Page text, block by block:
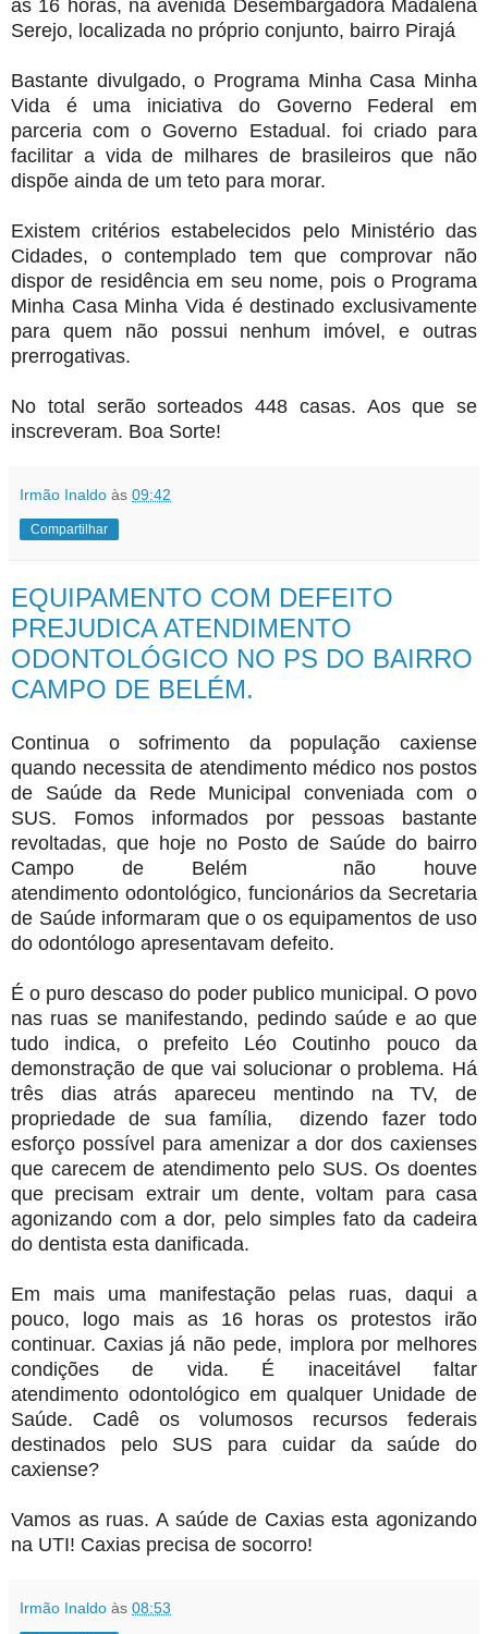
as 16 horas, na avenida Desembargadora Madalena
Serejo, localizada no próprio conjunto, bairro Pirajá
Bastante divulgado, o Programa Minha Casa Minha
Vida é uma iniciativa do Governo Federal em
parceria com o Governo Estadual. foi criado para
facilitar a vida de milhares de brasileiros que não
dispõe ainda de um teto para morar.
Existem critérios estabelecidos pelo Ministério das
Cidades, o contemplado tem que comprovar não
dispor de residência em seu nome, pois o Programa
Minha Casa Minha Vida é destinado exclusivamente
para quem não possui nenhum imóvel, e outras
prerrogativas.
No total serão sorteados 448 casas. Aos que se
inscreveram. Boa Sorte!
Irmão Inaldo às 09:42
Compartilhar
EQUIPAMENTO COM DEFEITO
PREJUDICA ATENDIMENTO
ODONTOLÓGICO NO PS DO BAIRRO
CAMPO DE BELÉM.
Continua o sofrimento da população caxiense
quando necessita de atendimento médico nos postos
de Saúde da Rede Municipal conveniada com o
SUS. Fomos informados por pessoas bastante
revoltadas, que hoje no Posto de Saúde do bairro
Campo de Belém não houve
atendimento odontológico, funcionários da Secretaria
de Saúde informaram que o os equipamentos de uso
do odontólogo apresentavam defeito.
É o puro descaso do poder publico municipal. O povo
nas ruas se manifestando, pedindo saúde e ao que
tudo indica, o prefeito Léo Coutinho pouco da
demonstração de que vai solucionar o problema. Há
três dias atrás apareceu mentindo na TV, de
propriedade de sua família, dizendo fazer todo
esforço possível para amenizar a dor dos caxienses
que carecem de atendimento pelo SUS. Os doentes
que precisam extrair um dente, voltam para casa
agonizando com a dor, pelo simples fato da cadeira
do dentista esta danificada.
Em mais uma manifestação pelas ruas, daqui a
pouco, logo mais as 16 horas os protestos irão
continuar. Caxias já não pede, implora por melhores
condições de vida. É inaceitável faltar
atendimento odontológico em qualquer Unidade de
Saúde. Cadê os volumosos recursos federais
destinados pelo SUS para cuidar da saúde do
caxiense?
Vamos as ruas. A saúde de Caxias esta agonizando
na UTI! Caxias precisa de socorro!
Irmão Inaldo às 08:53